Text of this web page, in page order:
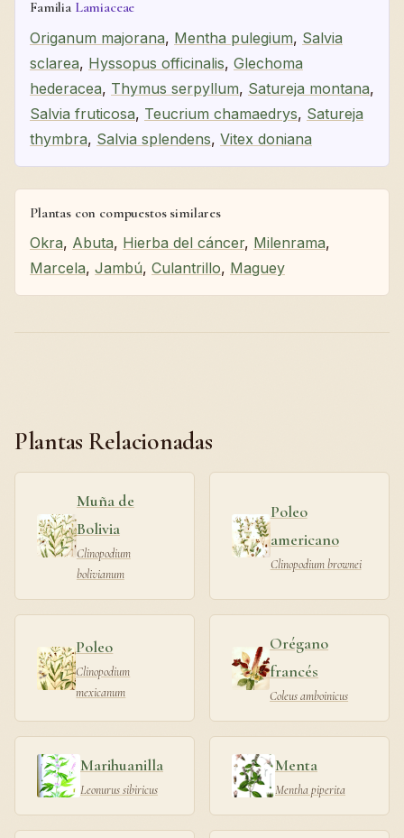
Familia Lamiaceae
Origanum majorana, Mentha pulegium, Salvia
sclarea, Hyssopus officinalis, Glechoma
hederacea, Thymus serpyllum, Satureja montana,
Salvia fruticosa, Teucrium chamaedrys, Satureja
thymbra, Salvia splendens, Vitex doniana
Plantas con compuestos similares
Okra, Abuta, Hierba del cáncer, Milenrama,
Marcela, Jambú, Culantrillo, Maguey
Plantas Relacionadas
Muña de
Bolivia
Clinopodium
bolivianum
Poleo
americano
Clinopodium brownei
Poleo
Clinopodium
mexicanum
Orégano
francés
Coleus amboinicus
Marihuanilla
Leonurus sibiricus
Menta
Mentha piperita